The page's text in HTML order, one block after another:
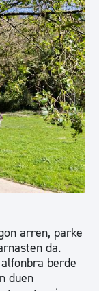
arren, parke
da.
berde
duen